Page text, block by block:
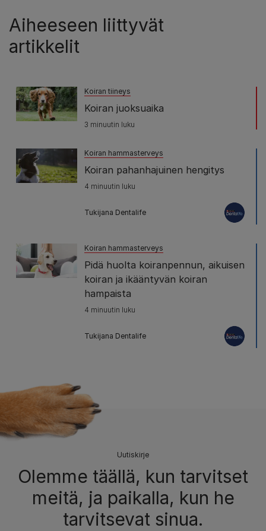
Aiheeseen liittyvät
artikkelit
Koiran tiineys
Koiran juoksuaika
3 minuutin luku
Koiran hammasterveys
Koiran pahanhajuinen hengitys
4 minuutin luku
Tukijana Dentalife
Koiran hammasterveys
Pidä huolta koiranpennun, aikuisen
koiran ja ikääntyvän koiran
hampaista
4 minuutin luku
Tukijana Dentalife
Uutiskirje
Olemme täällä, kun tarvitset
meitä, ja paikalla, kun he
tarvitsevat sinua.